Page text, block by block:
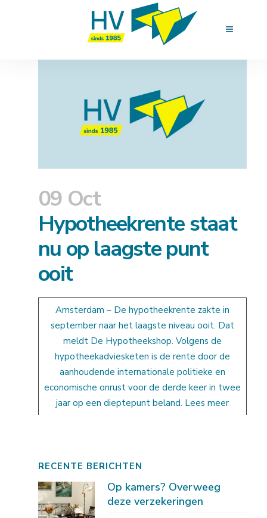
09 Oct
Hypotheekrente staat
nu op laagste punt
ooit
Amsterdam – De hypotheekrente zakte in
september naar het laagste niveau ooit. Dat
meldt De Hypotheekshop. Volgens de
hypotheekadviesketen is de rente door de
aanhoudende internationale politieke en
economische onrust voor de derde keer in twee
jaar op een dieptepunt beland. Lees meer
RECENTE BERICHTEN
Op kamers? Overweeg
deze verzekeringen